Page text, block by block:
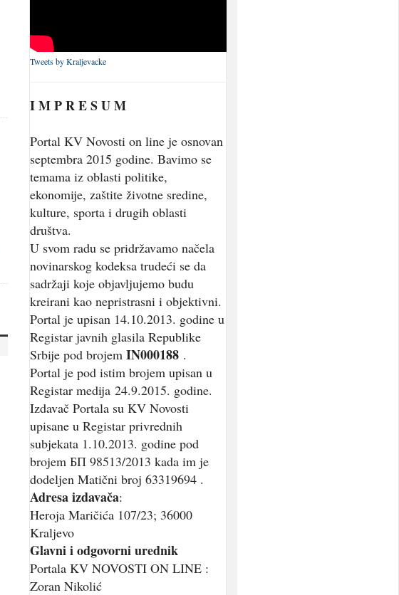
Tweets by Kraljevacke
I M P R E S U M
Portal KV Novosti on line je osnovan
septembra 2015 godine. Bavimo se
temama iz oblasti politike,
ekonomije, zaštite životne sredine,
kulture, sporta i drugih oblasti
društva.
U svom radu se pridržavamo načela
novinarskog kodeksa trudeći se da
sadržaji koje objavljujemo budu
kreirani kao nepristrasni i objektivni.
Portal je upisan 14.10.2013. godine u
Registar javnih glasila Republike
Srbije pod brojem IN000188.
Portal je pod istim brojem upisan u
Registar medija 24.9.2015. godine.
Izdavač Portala su KV Novosti
upisane u Registar privrednih
subjekata 1.10.2013. godine pod
brojem БП 98513/2013 kada im je
dodeljen Matični broj 63319694 .
Adresa izdavača:
Heroja Maričića 107/23; 36000
Kraljevo
Glavni i odgovorni urednik
Portala KV NOVOSTI ON LINE :
Zoran Nikolić